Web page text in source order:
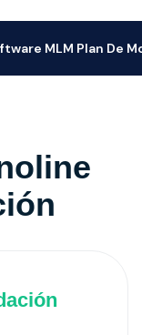
MLM Plan De